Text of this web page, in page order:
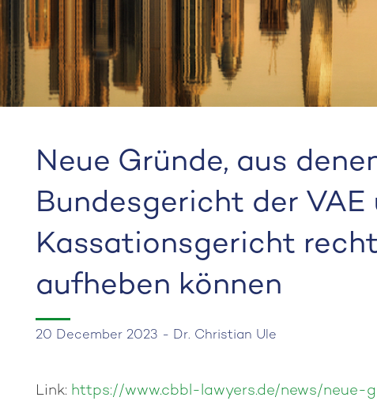
Neue Gründe, aus
Bundesgericht der
Kassationsgericht
aufheben können
20 December 2023 - Dr. Christian Ule
Link: https://www.cbbl-lawyers.de/news/